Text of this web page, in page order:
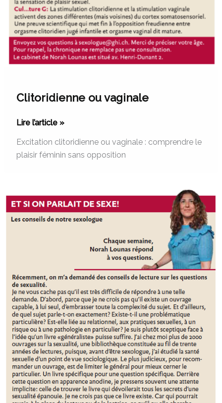
Clitoridienne ou vaginale
Lire l’article »
Excitation clitoridienne ou vaginale : comprendre le
plaisir féminin sans opposition
Lecture
sur
la